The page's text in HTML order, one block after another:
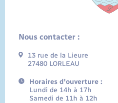
Nous contacter :
13 rue de la Lieure
27480 LORLEAU
Horaires d'ouverture :
Lundi de 14h à 17h
Samedi de 11h à 12h